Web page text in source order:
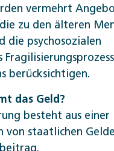
vermehrt
zu den älteren
die psychosozialen
berücksichtigen.
das Geld?
besteht aus einer
von staatlichen